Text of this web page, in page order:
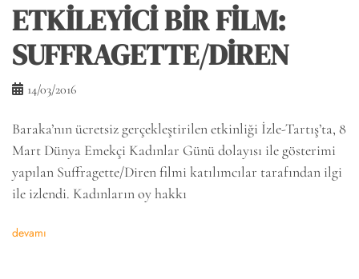
ETKİLEYİCİ BİR FİLM:
SUFFRAGETTE/DİREN
14/03/2016
Baraka’nın ücretsiz gerçekleştirilen etkinliği İzle-Tartış’ta, 8
Mart Dünya Emekçi Kadınlar Günü dolayısı ile gösterimi
yapılan Suffragette/Diren filmi katılımcılar tarafından ilgi
ile izlendi. Kadınların oy hakkı
devamı